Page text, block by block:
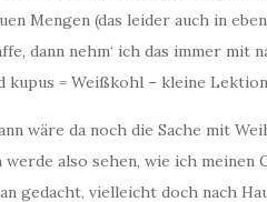
Mengen (das leider auch in
dann nehm‘ ich das immer mit
kupus = Weißkohl – kleine
wäre da noch die Sache mit
werde also sehen, wie ich
gedacht, vielleicht doch nach